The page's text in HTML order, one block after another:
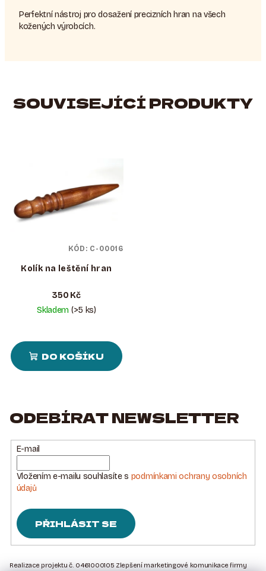
Perfektní nástroj pro dosažení precizních hran na všech
kožených výrobcích.
SOUVISEJÍCÍ PRODUKTY
Kolík na leštění hran
350 Kč
Skladem (>5 ks)
DO KOŠÍKU
KÓD: C-00016
ODEBÍRAT NEWSLETTER
E-mail
Vložením e-mailu souhlasíte s podmínkami ochrany osobních
údajů
PŘIHLÁSIT SE
Z
Realizace projektu č. 0461000105 Zlepšení marketingové komunikace firmy